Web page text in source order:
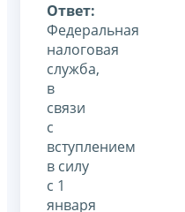
Ответ:
Федеральная
налоговая
служба,
в
связи
с
вступлением
в силу
с 1
января